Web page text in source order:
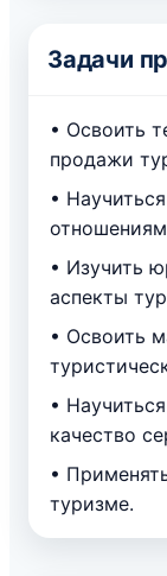
Задачи
• Освоить
продажи
•
• Изучить
аспекты
• Освоить
•
качество
•
туризме.